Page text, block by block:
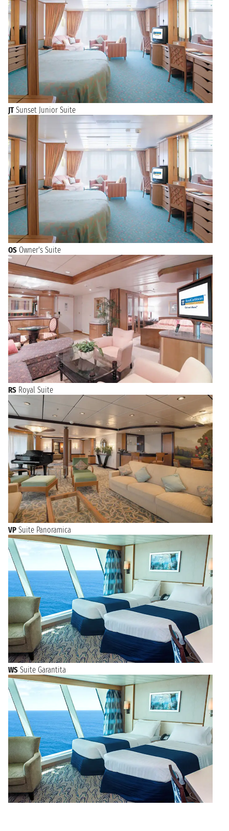
JT Sunset Junior Suite
OS Owner's Suite
RS Royal Suite
VP Suite Panoramica
WS Suite Garantita